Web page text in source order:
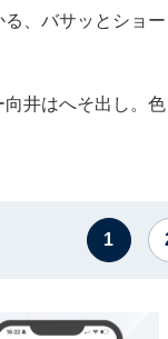
る、バサッとショ
井はへそ出し。
1